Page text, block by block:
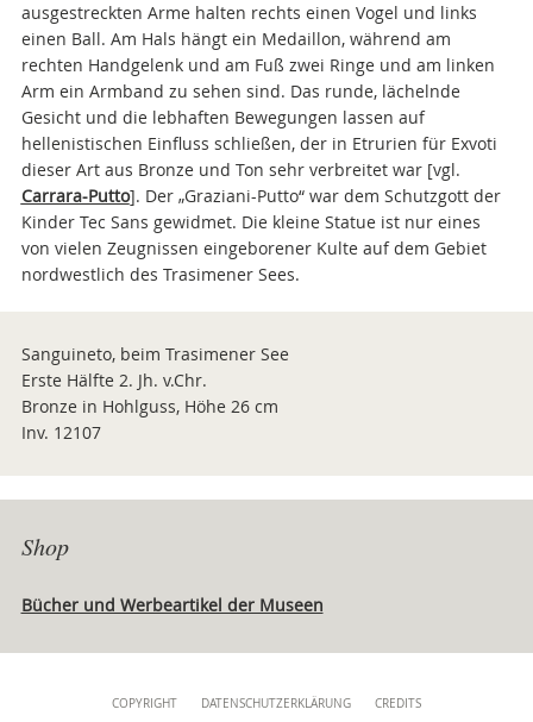
ausgestreckten Arme halten rechts einen Vogel und links
einen Ball. Am Hals hängt ein Medaillon, während am
rechten Handgelenk und am Fuß zwei Ringe und am linken
Arm ein Armband zu sehen sind. Das runde, lächelnde
Gesicht und die lebhaften Bewegungen lassen auf
hellenistischen Einfluss schließen, der in Etrurien für Exvoti
dieser Art aus Bronze und Ton sehr verbreitet war [vgl.
Carrara-Putto]. Der „Graziani-Putto“ war dem Schutzgott der
Kinder Tec Sans gewidmet. Die kleine Statue ist nur eines
von vielen Zeugnissen eingeborener Kulte auf dem Gebiet
nordwestlich des Trasimener Sees.
Sanguineto, beim Trasimener See
Erste Hälfte 2. Jh. v.Chr.
Bronze in Hohlguss, Höhe 26 cm
Inv. 12107
Shop
Bücher und Werbeartikel der Museen
COPYRIGHT DATENSCHUTZERKLÄRUNG CREDITS